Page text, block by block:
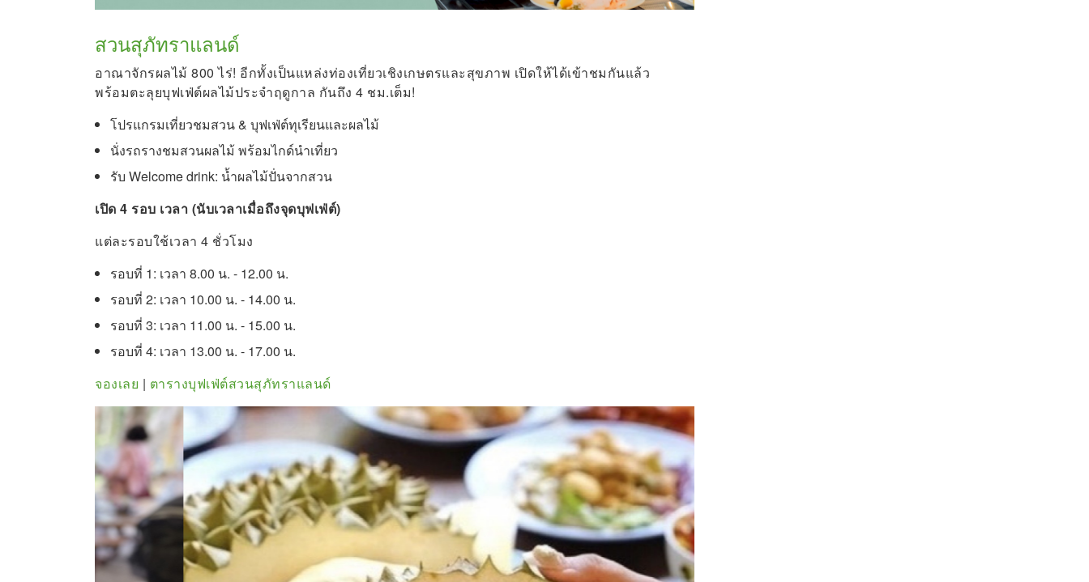
สวนสุภัทราแลนด์
อาณาจักรผลไม้ 800 ไร่! อีกทั้งเป็นแหล่งท่องเที่ยวเชิงเกษตรและสุขภาพ เปิดให้ได้เข้าชมกันแล้ว
พร้อมตะลุยบุฟเฟ่ต์ผลไม้ประจำฤดูกาล กันถึง 4 ชม.เต็ม!
โปรแกรมเที่ยวชมสวน & บุฟเฟ่ต์ทุเรียนและผลไม้
นั่งรถรางชมสวนผลไม้ พร้อมไกด์นำเที่ยว
รับ Welcome drink: น้ำผลไม้ปั่นจากสวน
เปิด 4 รอบ เวลา (นับเวลาเมื่อถึงจุดบุฟเฟ่ต์)
แต่ละรอบใช้เวลา 4 ชั่วโมง
รอบที่ 1: เวลา 8.00 น. - 12.00 น.
รอบที่ 2: เวลา 10.00 น. - 14.00 น.
รอบที่ 3: เวลา 11.00 น. - 15.00 น.
รอบที่ 4: เวลา 13.00 น. - 17.00 น.
จองเลย | ตารางบุฟเฟ่ต์สวนสุภัทราแลนด์